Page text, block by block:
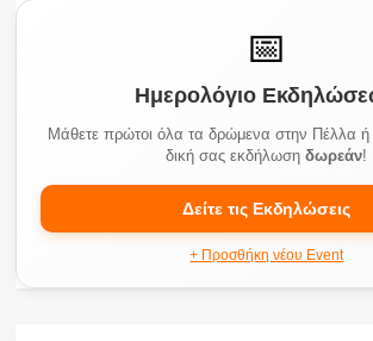
📅
Ημερολόγιο
Μάθετε πρώτοι όλα τα δρώμενα στην Πέλλα ή
δική σας εκδήλωσηδωρεάν!
Δείτε τις Εκδηλώσεις
+ Προσθήκη νέου Event